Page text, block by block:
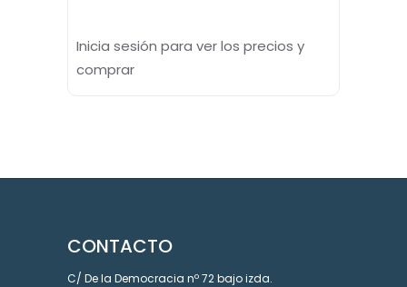
Inicia sesión para ver los precios y
comprar
CONTACTO
C/ De la Democracia nº 72 bajo izda.